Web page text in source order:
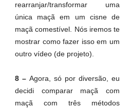
rearranjar/transformar uma
única maçã em um cisne de
maçã comestível. Nós iremos te
mostrar como fazer isso em um
outro vídeo (de projeto).
8 – Agora, só por diversão, eu
decidi comparar maçã com
maçã com três métodos